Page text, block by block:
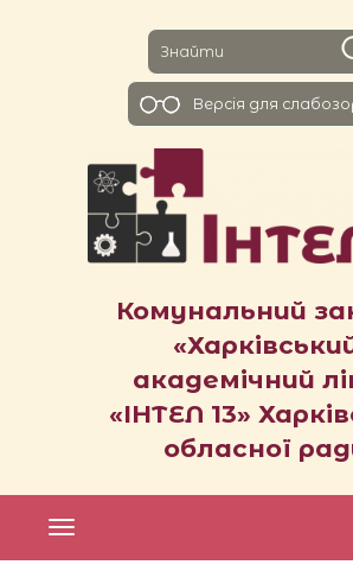
Комунальний
академічний
«ІНТЕЛ 13»
обласної
Версiя для